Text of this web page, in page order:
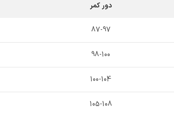
دور کمر
87-97
98-100
100-104
105-108